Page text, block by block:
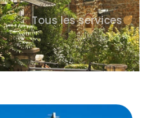
Tous les services